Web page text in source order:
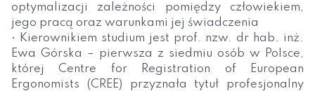
optymalizacji zależności pomiędzy człowiekiem,
jego pracą oraz warunkami jej świadczenia
• Kierownikiem studium jest prof. nzw. dr hab. inż.
Ewa Górska – pierwsza z siedmiu osób w Polsce,
której Centre for Registration of European
Ergonomists (CREE) przyznała tytuł profesjonalny